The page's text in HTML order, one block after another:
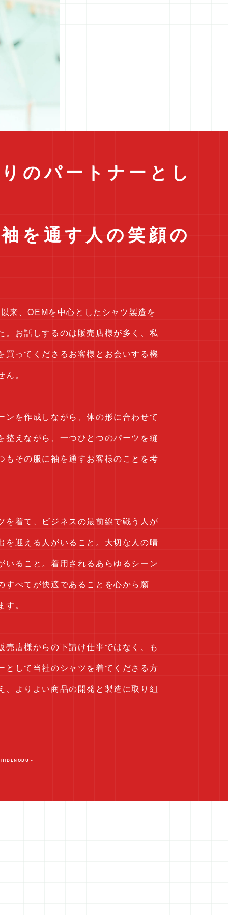
のパートナーとし
を通す人の笑顔の
来、OEMを中心としたシャツ製造を
。お話しするのは販売店様が多く、私
買ってくださるお客様とお会いする機
。
ンを作成しながら、体の形に合わせて
整えながら、一つひとつのパーツを縫
もその服に袖を通すお客様のことを考
を着て、ビジネスの最前線で戦う人が
を迎える人がいること。大切な人の晴
いること。着用されるあらゆるシーン
すべてが快適であることを心から願
。
売店様からの下請け仕事ではなく、も
として当社のシャツを着てくださる方
、よりよい商品の開発と製造に取り組
-